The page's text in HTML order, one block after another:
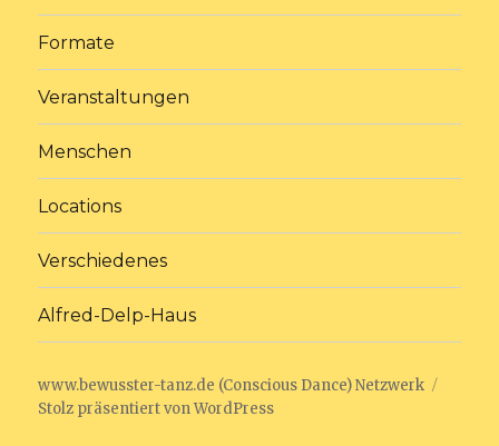
Formate
Veranstaltungen
Menschen
Locations
Verschiedenes
Alfred-Delp-Haus
www.bewusster-tanz.de (Conscious Dance) Netzwerk
Stolz präsentiert von WordPress